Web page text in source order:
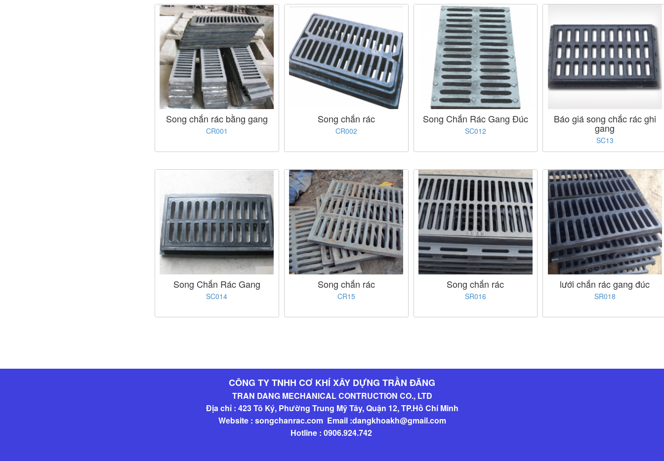
Song chắn rác bằng gang
CR001
Song chắn rác
CR002
Song Chắn Rác Gang Đúc
SC012
Báo giá song chắc rác ghi
gang
SC13
Song Chắn Rác Gang
SC014
Song chắn rác
CR15
Song chắn rác
SR016
lưới chắn rác gang đúc
SR018
CÔNG TY TNHH CƠ KHÍ XÂY DỰNG TRẦN ĐĂNG
TRAN DANG MECHANICAL CONTRUCTION CO., LTD
Địa chỉ : 423 Tô Ký, Phường Trung Mỹ Tây, Quận 12, TP.Hồ Chí Minh
Website : songchanrac.com Email :dangkhoakh@gmail.com
Hotline : 0906.924.742